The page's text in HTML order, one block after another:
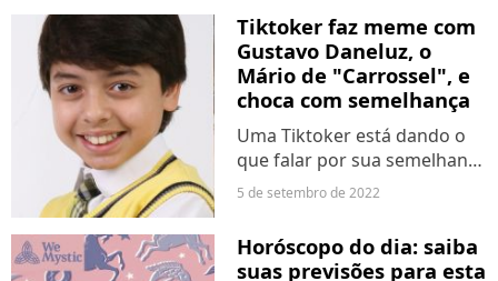
confirmaram que a atriz
abriu novo processo contra
Leo Dias, Antonia
Fontenelle...
Tiktoker faz meme com
Gustavo Daneluz, o
Mário de "Carrossel", e
choca com semelhança
Uma Tiktoker está dando o
que falar por sua semelhança
com Gustavo Daneluz, o
Na rede social, Amanda
Moura vem compartilhando
5 de setembro de 2022
Horóscopo do dia: saiba
suas previsões para esta